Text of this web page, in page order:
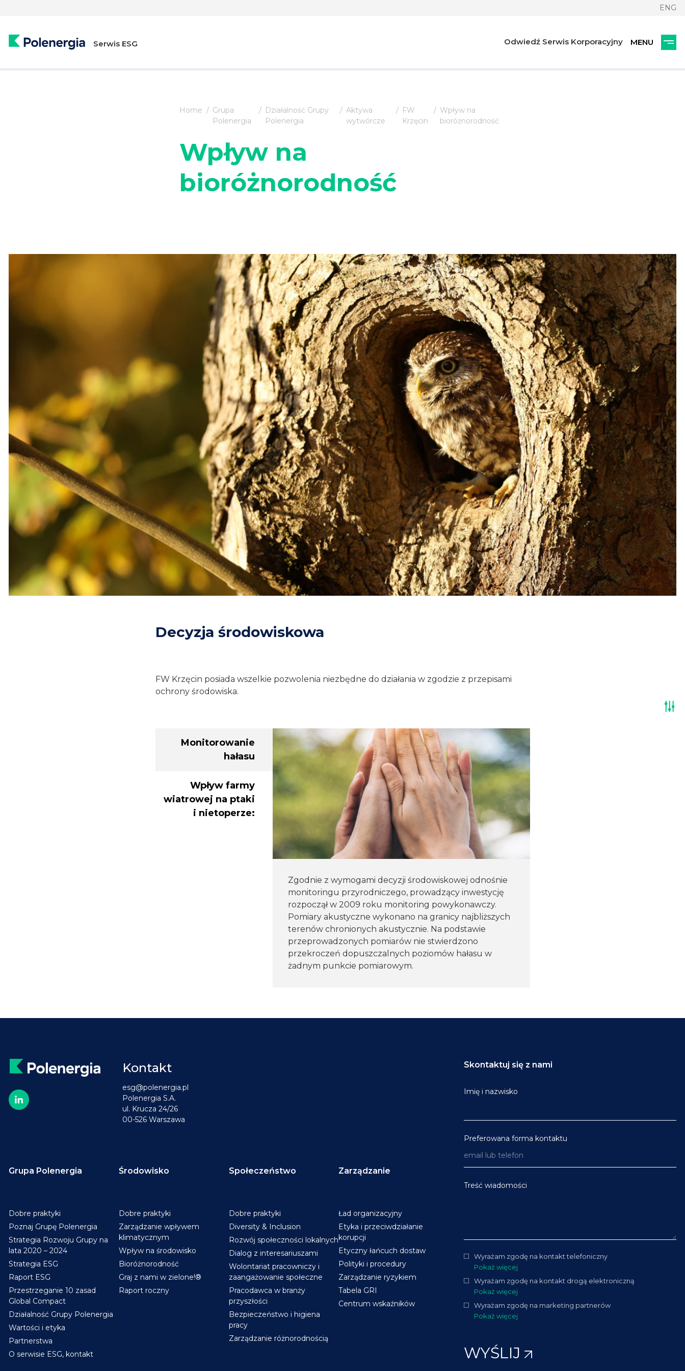
ENG
Serwis ESG Odwiedź Serwis Korporacyjny
Home
Grupa
Polenergia
Działalność Grupy
Polenergia
Aktywa
wytwórcze
FW
Krzęcin
Wpływ na
bioróżnorodność
Wpływ na
bioróżnorodność
Decyzja środowiskowa
FW Krzęcin posiada wszelkie pozwolenia niezbędne do działania w zgodzie z przepisami
ochrony środowiska.
Monitorowanie
hałasu
Wpływ farmy
wiatrowej na ptaki
i nietoperze:
Zgodnie z wymogami decyzji środowiskowej odnośnie
monitoringu przyrodniczego, prowadzący inwestycję
rozpoczął w 2009 roku monitoring powykonawczy.
Pomiary akustyczne wykonano na granicy najbliższych
terenów chronionych akustycznie. Na podstawie
przeprowadzonych pomiarów nie stwierdzono
przekroczeń dopuszczalnych poziomów hałasu w
żadnym punkcie pomiarowym.
Kontakt
esg@polenergia.pl
Polenergia S.A.
ul. Krucza 24/26
00-526 Warszawa
Grupa Polenergia
Dobre praktyki
Poznaj Grupę Polenergia
Strategia Rozwoju Grupy na
lata 2020 – 2024
Strategia ESG
Raport ESG
Przestrzeganie 10 zasad
Global Compact
Działalność Grupy Polenergia
Wartości i etyka
Partnerstwa
O serwisie ESG, kontakt
Środowisko
Dobre praktyki
Zarządzanie wpływem
klimatycznym
Wpływ na środowisko
Bioróżnorodność
Graj z nami w zielone!®
Raport roczny
Społeczeństwo
Dobre praktyki
Diversity & Inclusion
Rozwój społeczności lokalnych
Dialog z interesariuszami
Wolontariat pracowniczy i
zaangażowanie społeczne
Pracodawca w branży
przyszłości
Bezpieczeństwo i higiena
pracy
Zarządzanie różnorodnością
Zarządzanie
Ład organizacyjny
Etyka i przeciwdziałanie
korupcji
Etyczny łańcuch dostaw
Polityki i procedury
Zarządzanie ryzykiem
Tabela GRI
Centrum wskaźników
Skontaktuj się z nami
Imię i nazwisko
Preferowana forma kontaktu
Treść wiadomości
Wyrażam zgodę na kontakt telefoniczny
Pokaż więcej
Wyrażam zgodę na kontakt drogą elektroniczną
Pokaż więcej
Wyrażam zgodę na marketing partnerów
Pokaż więcej
WYŚLIJ